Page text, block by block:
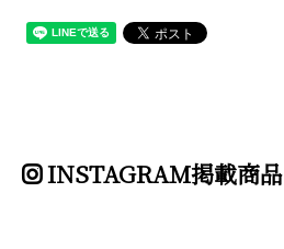
INSTAGRAM掲載商品